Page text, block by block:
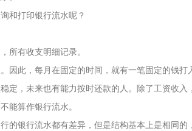
和打印银行流水呢？
有收支明细记录。
此，每月在固定的时间，就有一笔固定的钱打
，未来也有能力按时还款的人。除了工资收入
算作银行流水。
银行流水都有差异，但是结构基本上是相同的